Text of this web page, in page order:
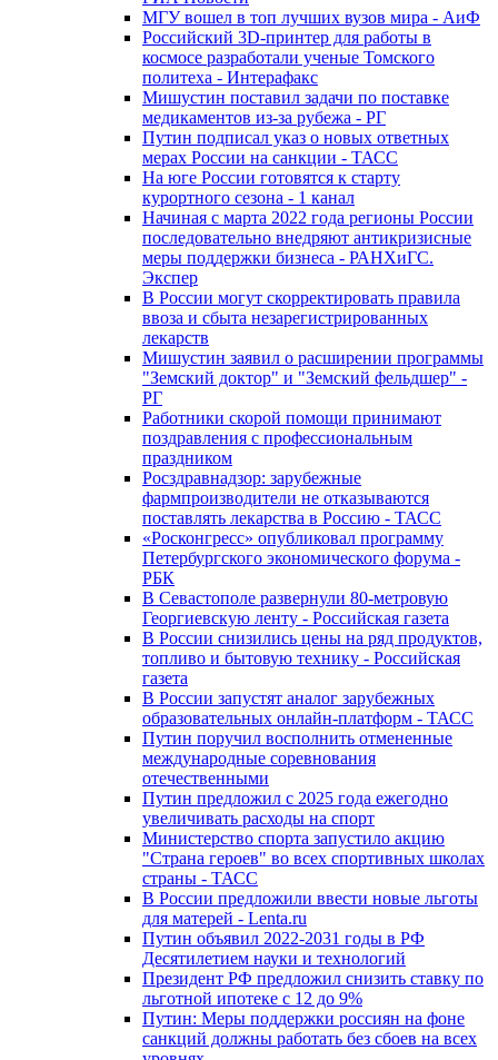
МГУ вошел в топ лучших вузов мира - АиФ
Российский 3D-принтер для работы в
космосе разработали ученые Томского
политеха - Интерафакс
Мишустин поставил задачи по поставке
медикаментов из-за рубежа - РГ
Путин подписал указ о новых ответных
мерах России на санкции - ТАСС
На юге России готовятся к старту
курортного сезона - 1 канал
Начиная с марта 2022 года регионы России
последовательно внедряют антикризисные
меры поддержки бизнеса - РАНХиГС.
Экспер
В России могут скорректировать правила
ввоза и сбыта незарегистрированных
лекарств
Мишустин заявил о расширении программы
"Земский доктор" и "Земский фельдшер" -
РГ
Работники скорой помощи принимают
поздравления с профессиональным
праздником
Росздравнадзор: зарубежные
фармпроизводители не отказываются
поставлять лекарства в Россию - ТАСС
«Росконгресс» опубликовал программу
Петербургского экономического форума -
РБК
В Севастополе развернули 80-метровую
Георгиевскую ленту - Российская газета
В России снизились цены на ряд продуктов,
топливо и бытовую технику - Российская
газета
В России запустят аналог зарубежных
образовательных онлайн-платформ - ТАСС
Путин поручил восполнить отмененные
международные соревнования
отечественными
Путин предложил с 2025 года ежегодно
увеличивать расходы на спорт
Министерство спорта запустило акцию
"Страна героев" во всех спортивных школах
страны - ТАСС
В России предложили ввести новые льготы
для матерей - Lenta.ru
Путин объявил 2022-2031 годы в РФ
Десятилетием науки и технологий
Президент РФ предложил снизить ставку по
льготной ипотеке с 12 до 9%
Путин: Меры поддержки россиян на фоне
санкций должны работать без сбоев на всех